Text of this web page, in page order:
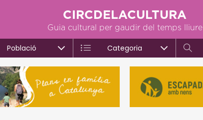
CIRCDELACULTURA
Guia cultural per gaudir del temps lliure
Població Categoria